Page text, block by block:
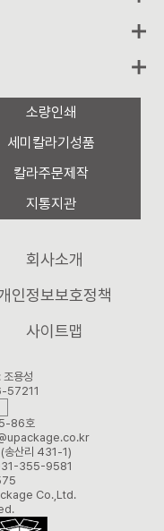
소량인쇄
세미칼라기성품
칼라주문제작
지통지관
회사소개
인정보보호정책
사이트맵
조용성
57211
86호
(송산리 431-1)
355-9581
Co.,Ltd.